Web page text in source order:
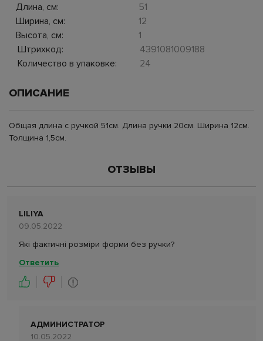
Длина, см:
51
Ширина, см:
12
Высота, см:
1
Штрихкод:
4391081009188
Количество в упаковке:
24
ОПИСАНИЕ
Общая длина с ручкой 51см. Длина ручки 20см. Ширина 12см.
Толщина 1,5см.
ОТЗЫВЫ
LILIYA
09.05.2022
Які фактичні розміри форми без ручки?
Ответить
АДМИНИСТРАТОР
10.05.2022